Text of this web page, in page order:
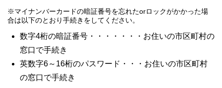
※マイナンバーカードの暗証番号を忘れたorロックがかかった場
合は以下のとおり手続きをしてください。
数字4桁の暗証番号・・・・・・・お住いの市区町村の
窓口で手続き
英数字6～16桁のパスワード・・・お住いの市区町村
の窓口で手続き